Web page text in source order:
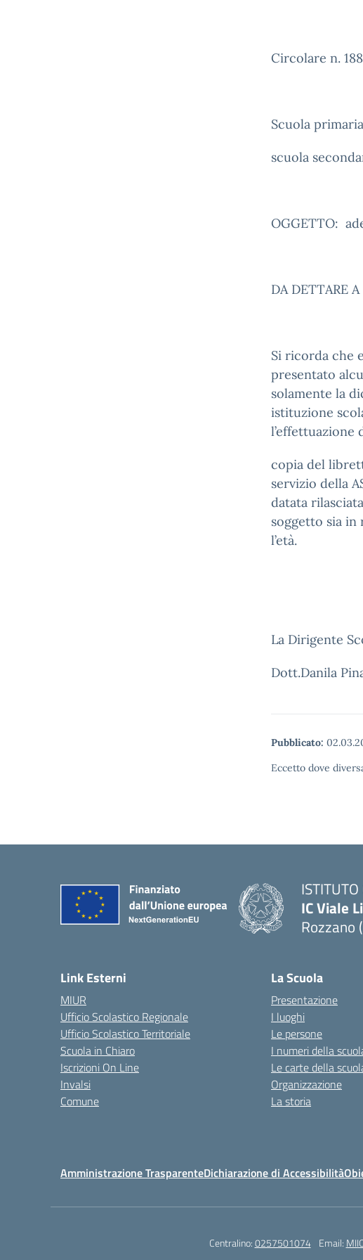
Circolare n. 188
Scuola primaria
scuola
OGGETTO:
DA DETTARE
Si ricorda che
presentato
solamente la
istituzione
l’effettuazione
copia del
servizio della
datata
soggetto sia
l’età.
La Dirigente
Dott.Danila
Pubblicato:
Eccetto dove
IC Viale
Rozzano
Link Esterni
MIUR
Ufficio Scolastico Regionale
Ufficio Scolastico Territoriale
Scuola in Chiaro
Iscrizioni On Line
Invalsi
Comune
La Scuola
Presentazione
I luoghi
Le persone
I numeri della
Le carte della
Organizzazione
La storia
Amministrazione TrasparenteDichiarazione di Accessibilità
Centralino:0257501074 Email: